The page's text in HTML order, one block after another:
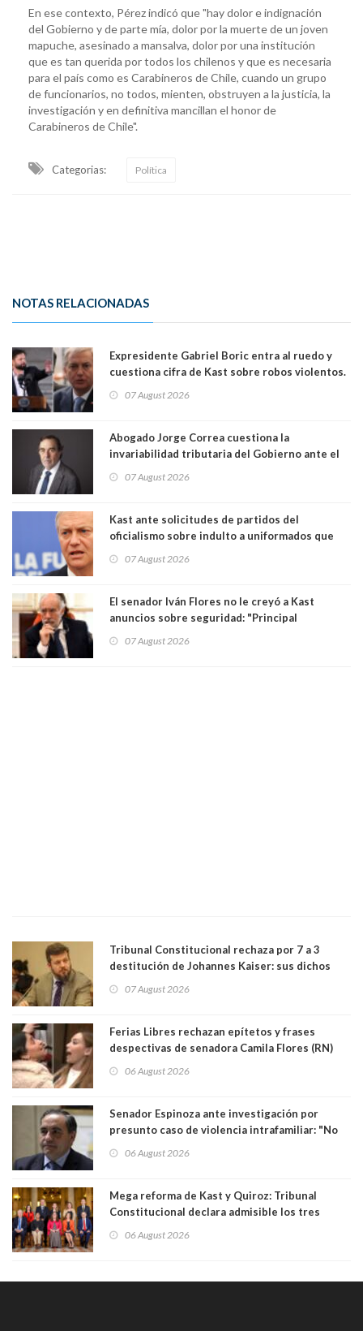
En ese contexto, Pérez indicó que "hay dolor e indignación
del Gobierno y de parte mía, dolor por la muerte de un joven
mapuche, asesinado a mansalva, dolor por una institución
que es tan querida por todos los chilenos y que es necesaria
para el país como es Carabineros de Chile, cuando un grupo
de funcionarios, no todos, mienten, obstruyen a la justicia, la
investigación y en definitiva mancillan el honor de
Carabineros de Chile".
Categorias: Política
NOTAS RELACIONADAS
Expresidente Gabriel Boric entra al ruedo y
cuestiona cifra de Kast sobre robos violentos.
07 August 2026
Abogado Jorge Correa cuestiona la
invariabilidad tributaria del Gobierno ante el
democracia” y "defendemos la alternancia en el
07 August 2026
Kast ante solicitudes de partidos del
oficialismo sobre indulto a uniformados que
07 August 2026
El senador Iván Flores no le creyó a Kast
anuncios sobre seguridad: "Principal
perseguir ruta del dinero y levantar secreto
07 August 2026
Tribunal Constitucional rechaza por 7 a 3
destitución de Johannes Kaiser: sus dichos
justicia constitucional porque no es diputado
07 August 2026
Ferias Libres rechazan epítetos y frases
despectivas de senadora Camila Flores (RN)
06 August 2026
Senador Espinoza ante investigación por
presunto caso de violencia intrafamiliar: "No
antecedentes a Tribunal Supremo
06 August 2026
Mega reforma de Kast y Quiroz: Tribunal
Constitucional declara admisible los tres
06 August 2026